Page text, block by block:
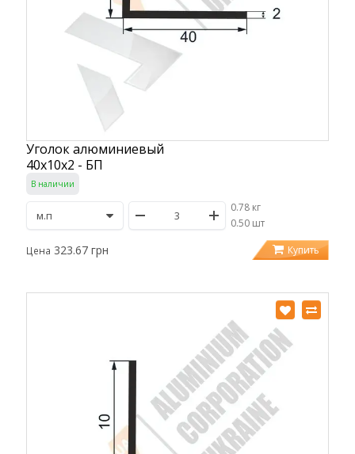
Уголок алюминиевый
40х10х2 - БП
В наличии
0.78 кг
/0.50 шт
Цена 323.67 грн Купить